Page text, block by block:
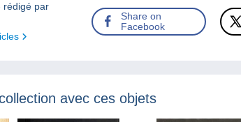
rédigé par
Share on
Facebook
avec ces objets